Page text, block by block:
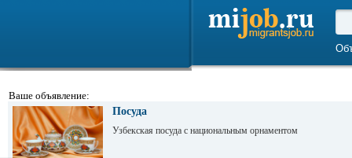
Ваше объявление:
Посуда
Узбекская посуда с национальным орнаментом